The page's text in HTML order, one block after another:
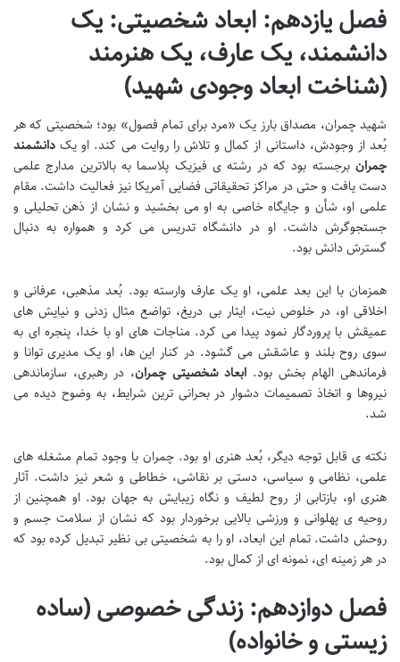
فصل یازدهم: ابعاد شخصیتی: یک
دانشمند، یک عارف، یک هنرمند
(شناخت ابعاد وجودی شهید)
شهید چمران، مصداق بارز یک «مرد برای تمام فصول» بود؛ شخصیتی که هر
بُعد از وجودش، داستانی از کمال و تلاش را روایت می کند. او یک دانشمند
چمران برجسته بود که در رشته ی فیزیک پلاسما به بالاترین مدارج علمی
دست یافت و حتی در مراکز تحقیقاتی فضایی آمریکا نیز فعالیت داشت. مقام
علمی او، شأن و جایگاه خاصی به او می بخشید و نشان از ذهن تحلیلی و
جستجوگرش داشت. او در دانشگاه تدریس می کرد و همواره به دنبال
گسترش دانش بود.
همزمان با این بعد علمی، او یک عارف وارسته بود. بُعد مذهبی، عرفانی و
اخلاقی او، در خلوص نیت، ایثار بی دریغ، تواضع مثال زدنی و نیایش های
عمیقش با پروردگار نمود پیدا می کرد. مناجات های او با خدا، پنجره ای به
سوی روح بلند و عاشقش می گشود. در کنار این ها، او یک مدیری توانا و
فرماندهی الهام بخش بود. ابعاد شخصیتی چمران، در رهبری، سازماندهی
نیروها و اتخاذ تصمیمات دشوار در بحرانی ترین شرایط، به وضوح دیده می
شد.
نکته ی قابل توجه دیگر، بُعد هنری او بود. چمران با وجود تمام مشغله های
علمی، نظامی و سیاسی، دستی بر نقاشی، خطاطی و شعر نیز داشت. آثار
هنری او، بازتابی از روح لطیف و نگاه زیبایش به جهان بود. او همچنین از
روحیه ی پهلوانی و ورزشی بالایی برخوردار بود که نشان از سلامت جسم و
روحش داشت. تمام این ابعاد، او را به شخصیتی بی نظیر تبدیل کرده بود که
در هر زمینه ای، نمونه ای از کمال بود.
فصل دوازدهم: زندگی خصوصی (ساده
زیستی و خانواده)